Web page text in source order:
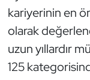
kariyerinin en
olarak
uzun yıllardır
125
Motor
Muay Thai